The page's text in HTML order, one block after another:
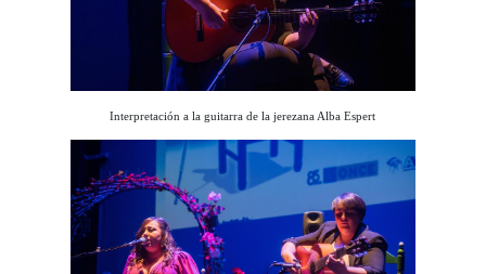
Interpretación a la guitarra de la jerezana Alba Espert